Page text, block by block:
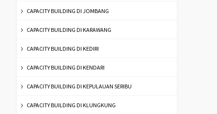
CAPACITY BUILDING DI JOMBANG
CAPACITY BUILDING DI KARAWANG
CAPACITY BUILDING DI KEDIRI
CAPACITY BUILDING DI KENDARI
CAPACITY BUILDING DI KEPULAUAN SERIBU
CAPACITY BUILDING DI KLUNGKUNG